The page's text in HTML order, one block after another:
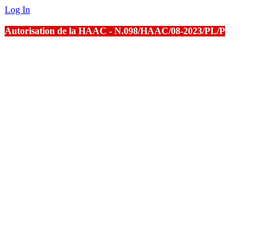
Log In
Autorisation de la HAAC - N.098/HAAC/08-2023/PL/P